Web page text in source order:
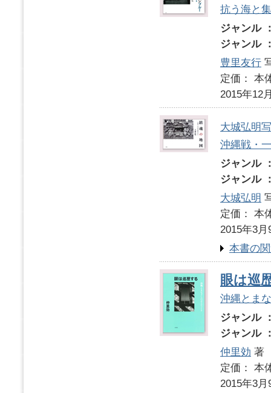
抗う海と
ジャンル
ジャンル
豊里友行
定価：
2015年12
大城弘明
沖縄戦・
ジャンル
ジャンル
大城弘明
定価：
2015年3月
本書の
眼は巡
沖縄とま
ジャンル
ジャンル
仲里効 著
定価：
2015年3月